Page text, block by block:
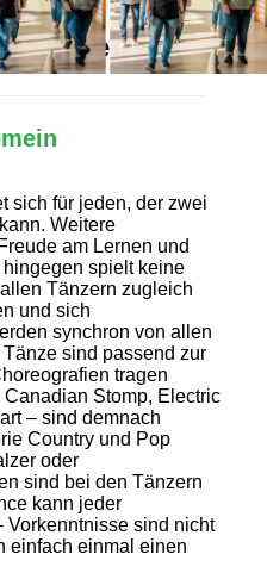
einen Blick
sich für jeden, der zwei
Weitere
am Lernen und
hingegen spielt keine
Tänzern zugleich
und sich
synchron von allen
sind passend zur
tragen
Stomp, Electric
– sind demnach
Country und Pop
oder
sind bei den Tänzern
kann jeder
Vorkenntnisse sind nicht
einfach einmal einen